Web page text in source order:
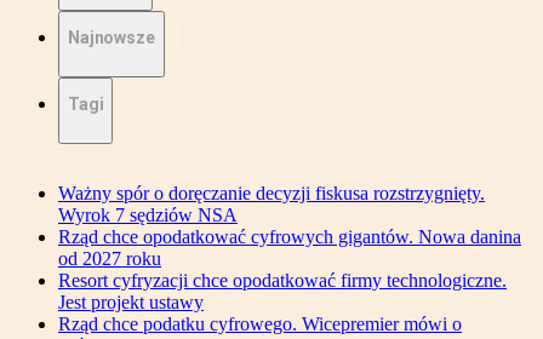
Najnowsze
Tagi
Ważny spór o doręczanie decyzji fiskusa rozstrzygnięty.
Wyrok 7 sędziów NSA
Rząd chce opodatkować cyfrowych gigantów. Nowa danina
od 2027 roku
Resort cyfryzacji chce opodatkować firmy technologiczne.
Jest projekt ustawy
Rząd chce podatku cyfrowego. Wicepremier mówi o